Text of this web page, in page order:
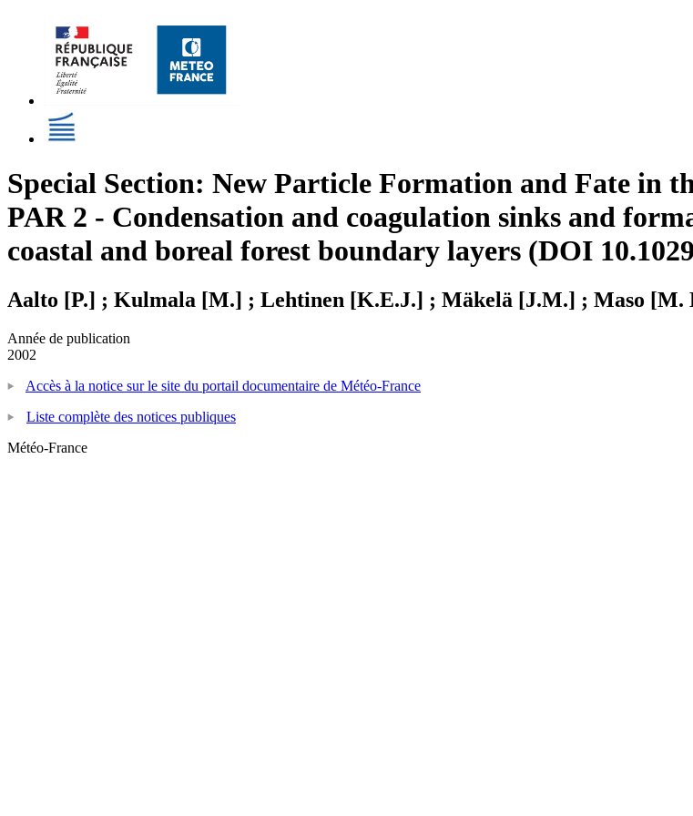
Special Section: New Particle Formation and Fate in
PAR 2 - Condensation and coagulation sinks and
coastal and boreal forest boundary layers (DOI
Aalto [P.] ; Kulmala [M.] ; Lehtinen [K.E.J.] ; Mäkelä [J.M.] ; Maso [M.
Année de publication
2002
Accès à la notice sur le site du portail documentaire de Météo-France
Liste complète des notices publiques
Météo-France